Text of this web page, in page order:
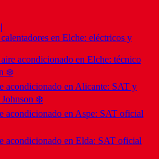
en Elche: eléctricos y
acondicionado en Elche: técnico
❄️
acondicionado en Alicante: SAT y
❄️
acondicionado en Aspe: SAT oficial
acondicionado en Elda: SAT oficial